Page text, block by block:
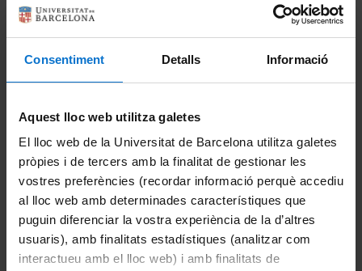
Consentiment Detalls Informació
Aquest lloc web utilitza galetes
El lloc web de la Universitat de Barcelona utilitza galetes
pròpies i de tercers amb la finalitat de gestionar les
vostres preferències (recordar informació perquè accediu
al lloc web amb determinades característiques que
puguin diferenciar la vostra experiència de la d’altres
usuaris), amb finalitats estadístiques (analitzar com
interactueu amb el lloc web) i amb finalitats de
Becas
Existen varias opciones de becas para financiar parcial o
totalmente el máster.
Me interesa
Contacta
Te ayudamos a resolver dudas y preguntas sobre los temas que
no queden claros.
Me interesa